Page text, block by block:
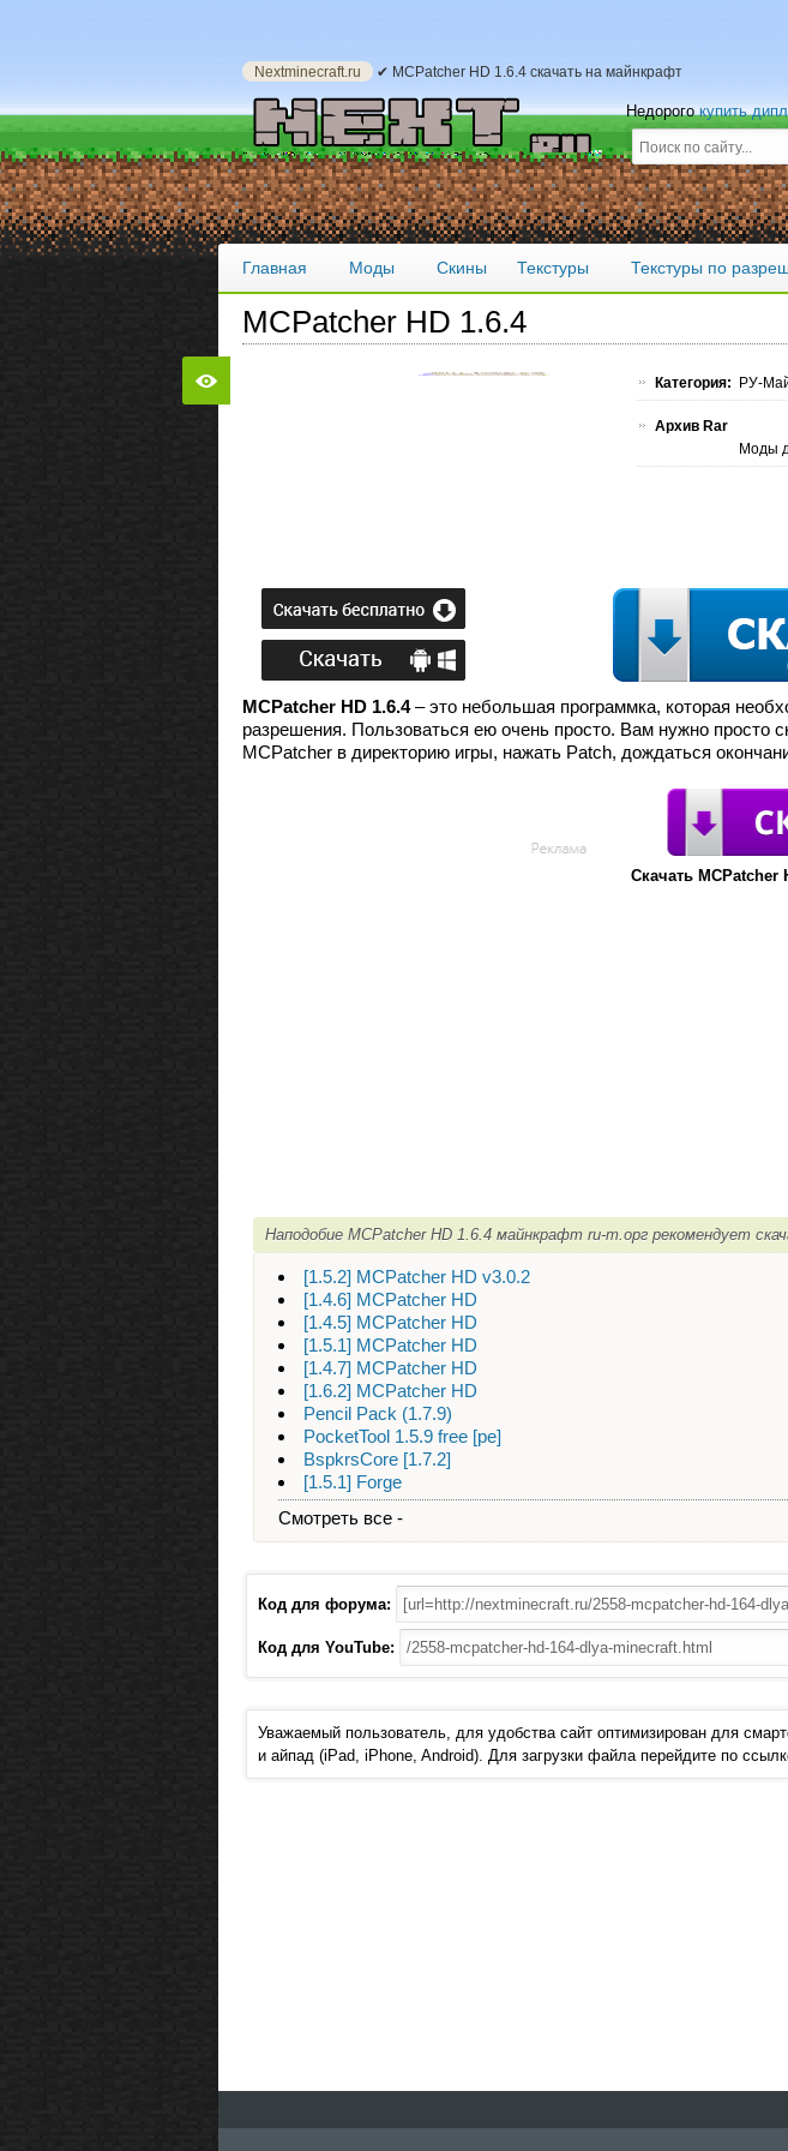
Nextminecraft.ru ✔ MCPatcher HD 1.6.4 скачать на майнкрафт
Недорогокупить
Главная Моды Скины Текстуры Текстуры по
MCPatcher HD 1.6.4
Категория: РУ-
Архив Rar
Моды
MCPatcher HD 1.6.4– это небольшая программка, которая
разрешения. Пользоваться ею очень просто. Вам нужно просто
MCPatcher в директорию игры, нажать Patch, дождаться
Скачать
Наподобие MCPatcher HD 1.6.4 майнкрафт ru-m.орг рекомендует
[1.5.2] MCPatcher HD v3.0.2
[1.4.6] MCPatcher HD
[1.4.5] MCPatcher HD
[1.5.1] MCPatcher HD
[1.4.7] MCPatcher HD
[1.6.2] MCPatcher HD
Pencil Pack (1.7.9)
PocketTool 1.5.9 free [pe]
BspkrsCore [1.7.2]
[1.5.1] Forge
Смотреть все -
Код для форума:
Код для YouTube:
Уважаемый пользователь, для удобства сайт оптимизирован для
и айпад (iPad, iPhone, Android). Для загрузки файла перейдите по